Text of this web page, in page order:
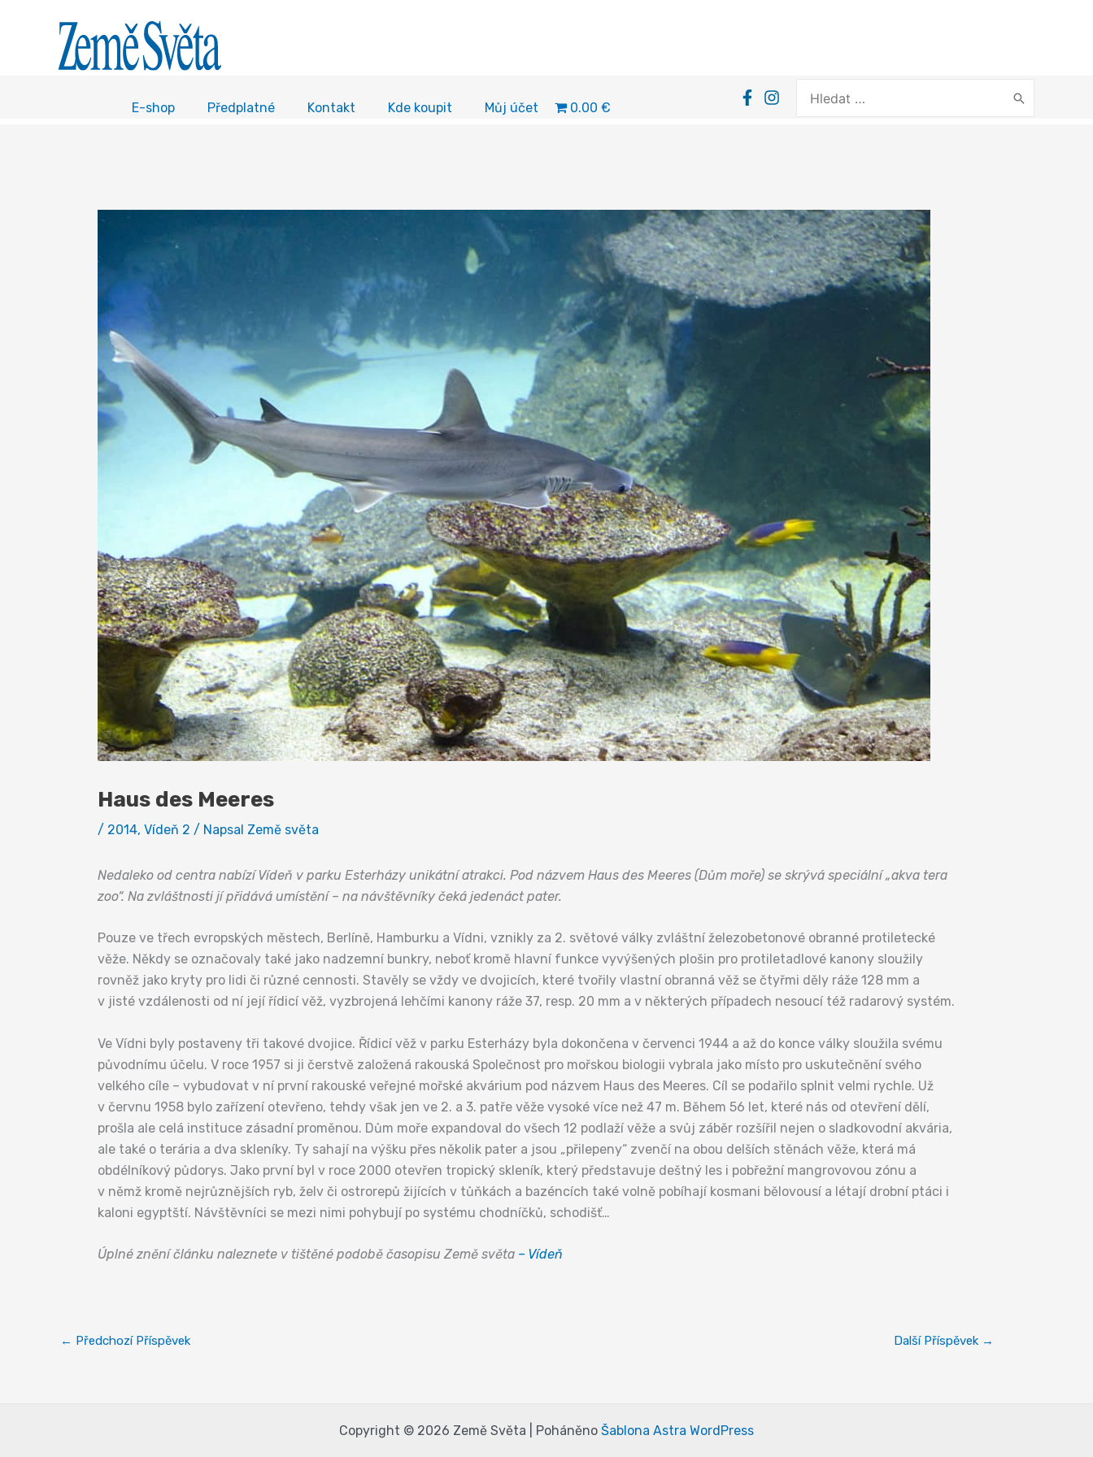
E-shop Předplatné Kontakt Kde koupit Můj účet 0.00 €
for:
Haus des Meeres
/ 2014, Vídeň 2 / Napsal Země světa
Nedaleko od centra nabízí Vídeň v parku Esterházy unikátní atrakci. Pod názvem Haus des Meeres (Dům moře) se skrývá speciální „akva tera
zoo“. Na zvláštnosti jí přidává umístění – na návštěvníky čeká jedenáct pater.
Pouze ve třech evropských městech, Berlíně, Hamburku a Vídni, vznikly za 2. světové války zvláštní železobetonové obranné protiletecké
věže. Někdy se označovaly také jako nadzemní bunkry, neboť kromě hlavní funkce vyvýšených plošin pro protiletadlové kanony sloužily
rovněž jako kryty pro lidi či různé cennosti. Stavěly se vždy ve dvojicích, které tvořily vlastní obranná věž se čtyřmi děly ráže 128 mm a
v jisté vzdálenosti od ní její řídicí věž, vyzbrojená lehčími kanony ráže 37, resp. 20 mm a v některých případech nesoucí též radarový systém.
Ve Vídni byly postaveny tři takové dvojice. Řídicí věž v parku Esterházy byla dokončena v červenci 1944 a až do konce války sloužila svému
původnímu účelu. V roce 1957 si ji čerstvě založená rakouská Společnost pro mořskou biologii vybrala jako místo pro uskutečnění svého
velkého cíle – vybudovat v ní první rakouské veřejné mořské akvárium pod názvem Haus des Meeres. Cíl se podařilo splnit velmi rychle. Už
v červnu 1958 bylo zařízení otevřeno, tehdy však jen ve 2. a 3. patře věže vysoké více než 47 m. Během 56 let, které nás od otevření dělí,
prošla ale celá instituce zásadní proměnou. Dům moře expandoval do všech 12 podlaží věže a svůj záběr rozšířil nejen o sladkovodní akvária,
ale také o terária a dva skleníky. Ty sahají na výšku přes několik pater a jsou „přilepeny“ zvenčí na obou delších stěnách věže, která má
obdélníkový půdorys. Jako první byl v roce 2000 otevřen tropický skleník, který představuje deštný les i pobřežní mangrovovou zónu a
v němž kromě nejrůznějších ryb, želv či ostrorepů žijících v tůňkách a bazéncích také volně pobíhají kosmani bělovousí a létají drobní ptáci i
kaloni egyptští. Návštěvníci se mezi nimi pohybují po systému chodníčků, schodišť…
Úplné znění článku naleznete v tištěné podobě časopisu Země světa – Vídeň
← Předchozí Příspěvek Další Příspěvek →
Copyright © 2026 Země Světa | Poháněno Šablona Astra WordPress